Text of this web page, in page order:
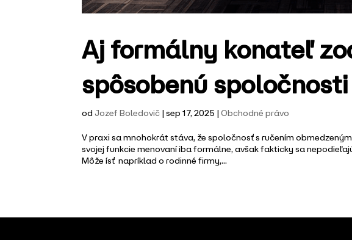
Aj formálny konateľ
spôsobenú spoločnosti
odJozef Boledovič |sep 17, 2025 |Obchodné právo
V praxi sa mnohokrát stáva, že spoločnosť s ručením
svojej funkcie menovaní iba formálne, avšak fakticky sa
Môže ísť napríklad o rodinné firmy,...